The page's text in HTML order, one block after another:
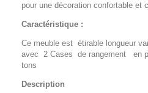
pour une décoration confortable et
Caractéristique :
Ce meuble est étirable longueur
avec 2 Cases de rangement en
tons
Description